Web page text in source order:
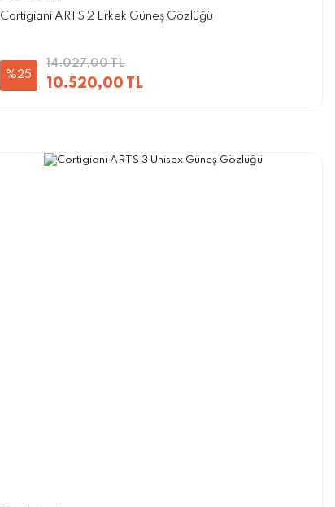
Cortigiani ARTS 2 Erkek Güneş Gözlüğü
%25
14.027,00 TL
10.520,00 TL